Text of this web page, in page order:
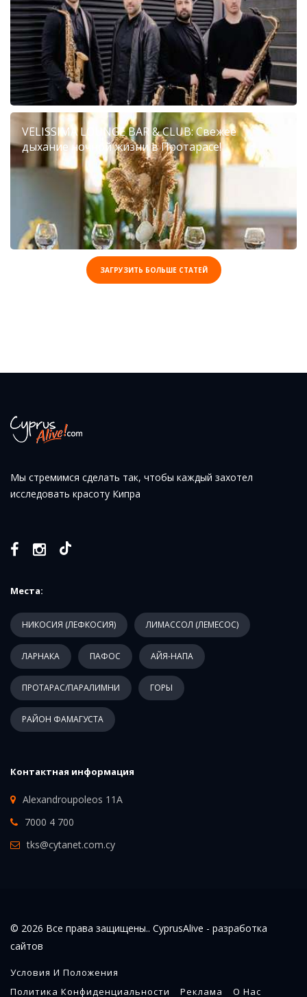
VELISSIMA LOUNGE BAR & CLUB: Свежее
дыхание ночной жизни в Протарасе!
ЗАГРУЗИТЬ БОЛЬШЕ СТАТЕЙ
Мы стремимся сделать так, чтобы каждый захотел
исследовать красоту Кипра
Места:
НИКОСИЯ (ЛЕФКОСИЯ) ЛИМАССОЛ (ЛЕМЕСОС)
ЛАРНАКА ПАФОС АЙЯ-НАПА
ПРОТАРАС/ПАРАЛИМНИ ГОРЫ
РАЙОН ФАМАГУСТА
Контактная информация
Alexandroupoleos 11A
7000 4 700
tks@cytanet.com.cy
© 2026 Все права защищены.. CyprusAlive - разработка
сайтов
Условия И Положения
Политика Конфиденциальности
Реклама О Нас